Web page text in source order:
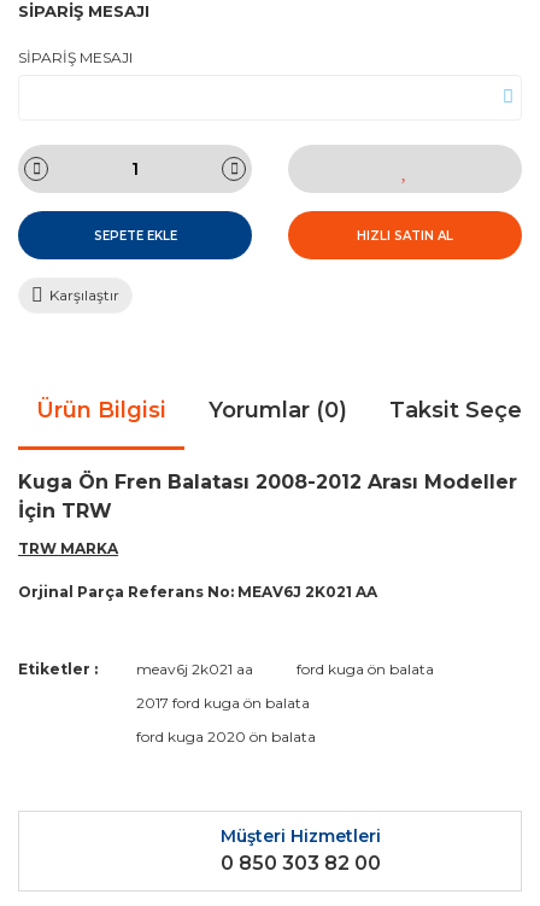
SİPARİŞ MESAJI
SİPARİŞ MESAJI
SEPETE EKLE HIZLI SATIN AL
Karşılaştır
Ürün Bilgisi Yorumlar (0) Taksit
Kuga Ön Fren Balatası 2008-2012 Arası Modeller
İçin TRW
TRW MARKA
Orjinal Parça Referans No: MEAV6J 2K021 AA
Bu ürüne ilk yorumu siz yapın!
Bu ürünün fiyat bilgisi, resim, ürün açıklamalarında ve diğer
kullanarak tarafımıza iletebilirsiniz.
Görüş ve önerileriniz için teşekkür ederiz.
Ürün açıklamasında eksik bilgiler bulunuyor.
Ürün bilgilerinde hatalar bulunuyor.
Ürün fiyatı diğer sitelerden daha pahalı.
Etiketler : meav6j 2k021 aa
ford kuga ön balata
2017 ford kuga ön balata
ford kuga 2020 ön balata
Müşteri Hizmetleri
0 850 303 82 00